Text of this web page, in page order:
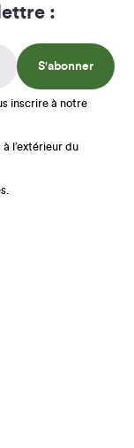
:
S'abonner
inscrire à notre
l’extérieur du